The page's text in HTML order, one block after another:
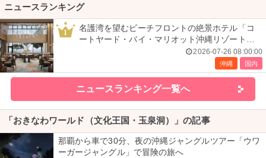
ニュースランキング
1
名護湾を望むビーチフロントの絶景ホテル「コ
ートヤード・バイ・マリオット沖縄リゾート」
で叶える贅沢ステイ＜宿泊レポ＞2026-07-26 08:00:00
沖縄 国内
ニュースランキング一覧へ
「おきなわワールド（文化王国・玉泉洞）」の記事
那覇から車で30分、夜の沖縄ジャングルツアー「ウワ
ーガージャングル」で冒険の旅へ